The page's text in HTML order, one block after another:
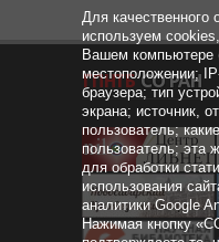
Для
используем
Вашем компьютере
местоположении;
браузера; тип
экрана; источник,
пользователь;
пользователь; эта
для обработки
использования
аналитики Google
Нажимая кнопку